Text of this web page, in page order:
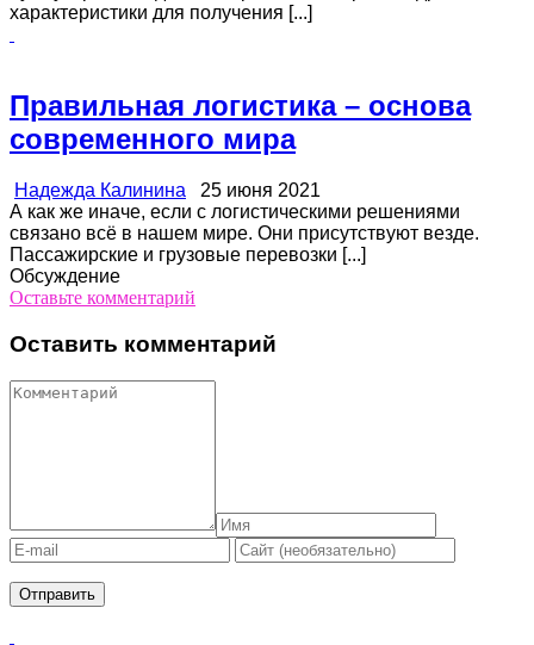
характеристики для получения [...]
Правильная логистика – основа
современного мира
Надежда Калинина 25 июня 2021
А как же иначе, если с логистическими решениями
связано всё в нашем мире. Они присутствуют везде.
Пассажирские и грузовые перевозки [...]
Обсуждение
Оставьте комментарий
Оставить комментарий